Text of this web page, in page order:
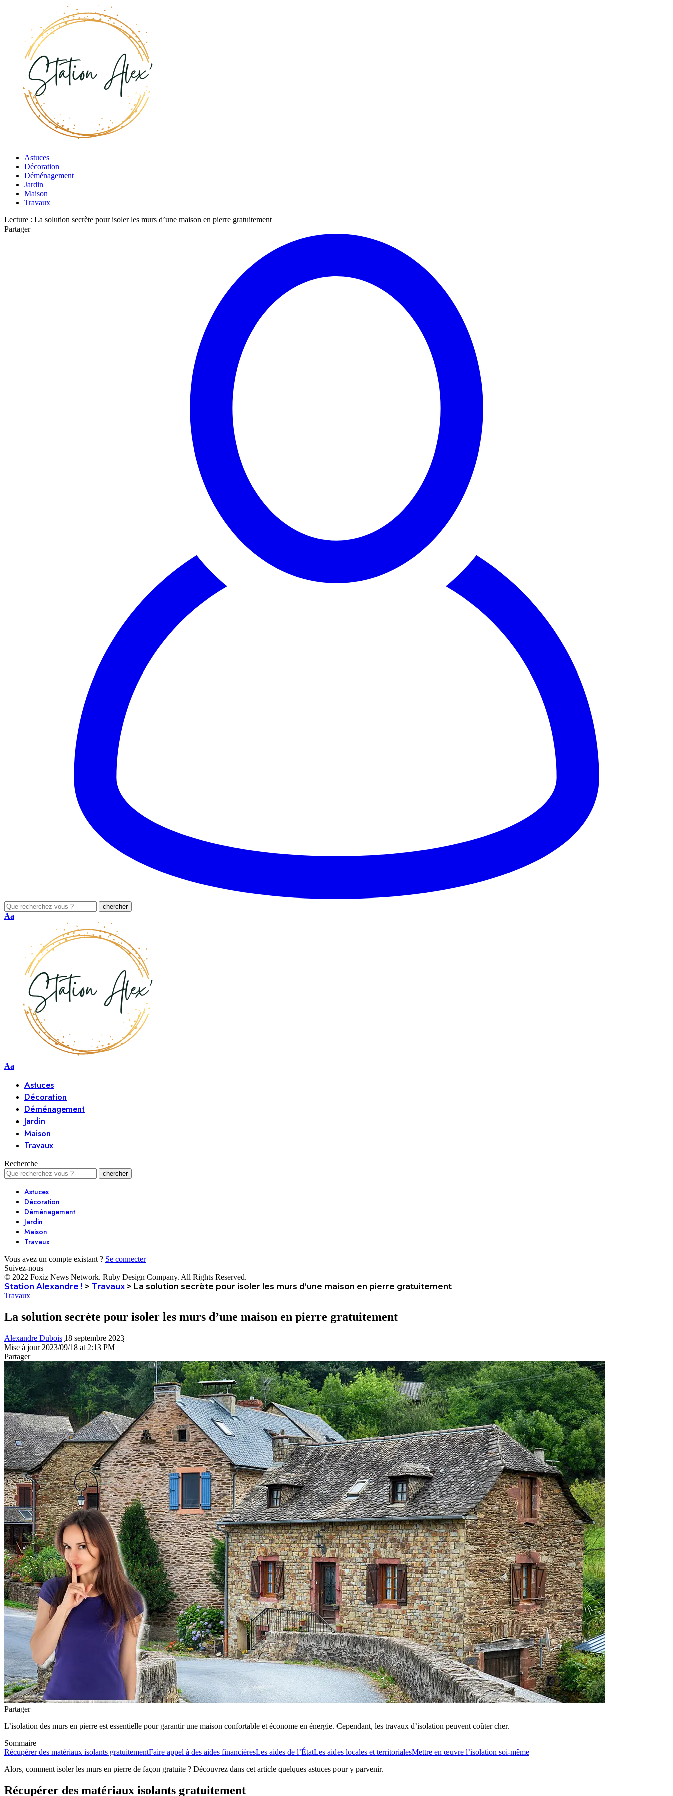
Astuces
Décoration
Déménagement
Jardin
Maison
Travaux
Lecture : La solution secrète pour isoler les murs d’une maison en pierre gratuitement
Partager
Aa
Aa
Astuces
Décoration
Déménagement
Jardin
Maison
Travaux
Recherche
Astuces
Décoration
Déménagement
Jardin
Maison
Travaux
Vous avez un compte existant ? Se connecter
Suivez-nous
© 2022 Foxiz News Network. Ruby Design Company. All Rights Reserved.
Station Alexandre ! > Travaux > La solution secrète pour isoler les murs d’une maison en pierre gratuitement
Travaux
La solution secrète pour isoler les murs d’une maison en pierre gratuitement
Alexandre Dubois 18 septembre 2023
Mise à jour 2023/09/18 at 2:13 PM
Partager
Partager
L’isolation des murs en pierre est essentielle pour garantir une maison confortable et économe en énergie. Cependant, les travaux d’isolation peuvent coûter cher.
Sommaire
Récupérer des matériaux isolants gratuitementFaire appel à des aides financièresLes aides de l’ÉtatLes aides locales et territorialesMettre en œuvre l’isolation soi-même
Alors, comment isoler les murs en pierre de façon gratuite ? Découvrez dans cet article quelques astuces pour y parvenir.
Récupérer des matériaux isolants gratuitement